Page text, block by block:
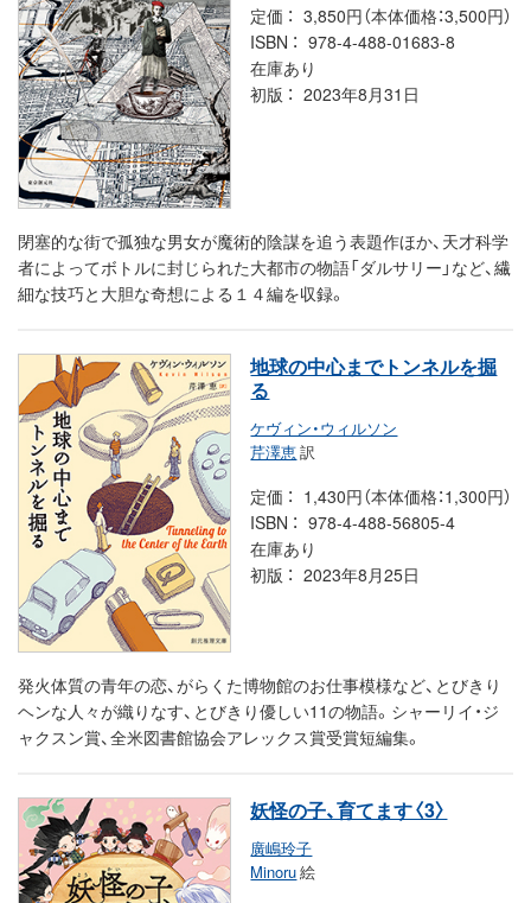
定価
3,850円（本体価格：3,500円）
ISBN
978-4-488-01683-8
在庫あり
初版
2023年8月31日
閉塞的な街で孤独な男女が魔術的陰謀を追う表題作ほか、天才科学
者によってボトルに封じられた大都市の物語「ダルサリー」など、繊
細な技巧と大胆な奇想による１４編を収録。
地球の中心までトンネルを掘
る
ケヴィン・ウィルソン
芹澤恵訳
定価
1,430円（本体価格：1,300円）
ISBN
978-4-488-56805-4
在庫あり
初版
2023年8月25日
発火体質の青年の恋、がらくた博物館のお仕事模様など、とびきり
ヘンな人々が織りなす、とびきり優しい11の物語。シャーリイ・ジ
ャクスン賞、全米図書館協会アレックス賞受賞短編集。
妖怪の子、育てます〈3〉
廣嶋玲子
Minoru絵